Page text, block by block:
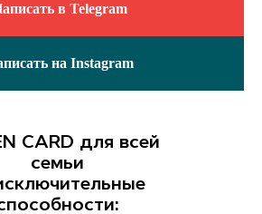
в Telegram
на Instagram
CARD для всей
семьи